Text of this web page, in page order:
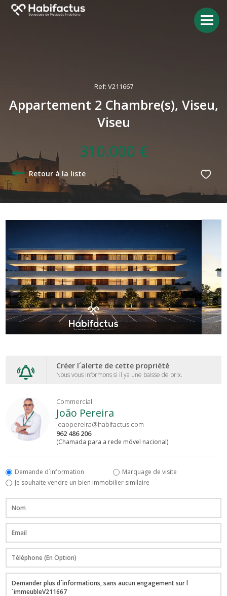
Ref: V211667
Appartement 2 Chambre(s), Viseu,
Viseu
310.000 €
Retour à la liste
Créer l´alerte de cette propriété
Nous vous informons si il ya une baisse de prix.
Commercial
João Pereira
joaopereira@habifactus.com
962 486 206
(Chamada para a rede móvel nacional)
Demande d´information
Marquage de visite
Je souhaite vendre un bien immobilier similaire